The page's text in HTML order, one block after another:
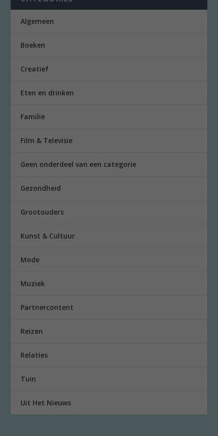
Algemeen
Boeken
Creatief
Eten en drinken
Familie
Film & Televisie
Geen onderdeel van een categorie
Gezondheid
Grootouders
Kunst & Cultuur
Mode
Muziek
Partnercontent
Reizen
Relaties
Tuin
Uit Het Nieuws